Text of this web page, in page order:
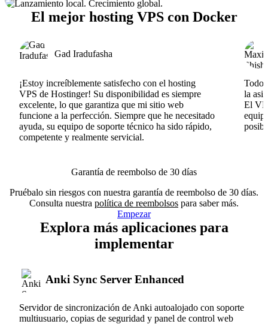
El mejor hosting VPS con Docker
Gad Iradufasha
¡Estoy increíblemente satisfecho con el hosting
VPS de Hostinger! Su disponibilidad es siempre
excelente, lo que garantiza que mi sitio web
funcione a la perfección. Siempre que he necesitado
ayuda, su equipo de soporte técnico ha sido rápido,
competente y realmente servicial.
Todo
la
El
Garantía de reembolso de 30 días
Pruébalo sin riesgos con nuestra garantía de reembolso de 30 días.
Consulta nuestra política de reembolsos para saber más.
Empezar
Explora más aplicaciones para
implementar
Anki Sync Server Enhanced
Servidor de sincronización de Anki autoalojado con soporte
multiusuario, copias de seguridad y panel de control web